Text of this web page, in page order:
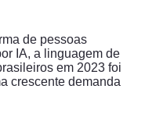
de pessoas
IA, a linguagem de
em 2023 foi
crescente demanda